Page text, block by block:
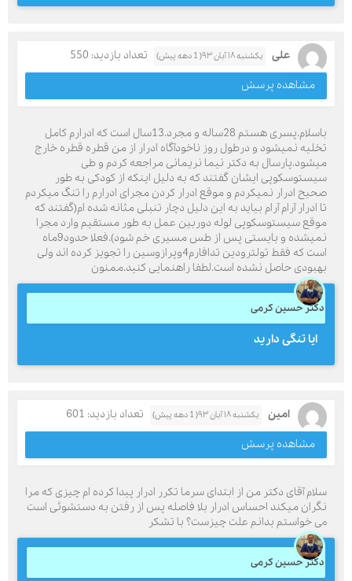
علی یکشنبه ۱۸ آبان ۹۳( 1 دهه پیش)
تعداد بازدید: 550
مشاهده پرسش
باسلام.پسری هستم 28ساله و مجرد.13سال است که ادرارم کامل
تخلیه نمیشود و درطول روز ناخودآگاه ادرار از من قطره قطره خارج
میشود.پارسال به دکتر نیما نریمانی مراجعه کردم و طی
سیستوسکوپی ایشان گفتند که به دلیل اینکه از کودکی به طور
صحیح ادرار نمیکردم و موقع ادرار کردن مجرای ادرارم را تنگ میکردم
تا ادرار آرام آرام بیاید به این دلیل دچار تنبلی مثانه شده ام(گفتند که
موقع سیستوسکوپی لوله دوربین عمل به طور مستقیم وارد مجرا
نمیشده و بایستی پس از طس مسیری خم شود).فعلا حدود9ماه
است که فقط تولترودین تدافارم4وپرازوسین را تجویز کرده اند ولی
بهبودی حاصل نشده است.لطفا راهنمایی کنید.ممنون
دکتر حسین کرمی
ایا تنگی دارید
امین یکشنبه ۱۸ آبان ۹۳( 1 دهه پیش)
تعداد بازدید: 601
مشاهده پرسش
سلام آقای دکتر من از ابتدای سرما تکرر ادرار پیدا کرده ام چیزی که مرا
نگران میکند احساس ادرار بلا فاصله پس از رفتن به دستشوئی است
می خواستم بدانم علت چیزست؟ با تشکر
دکتر حسین کرمی